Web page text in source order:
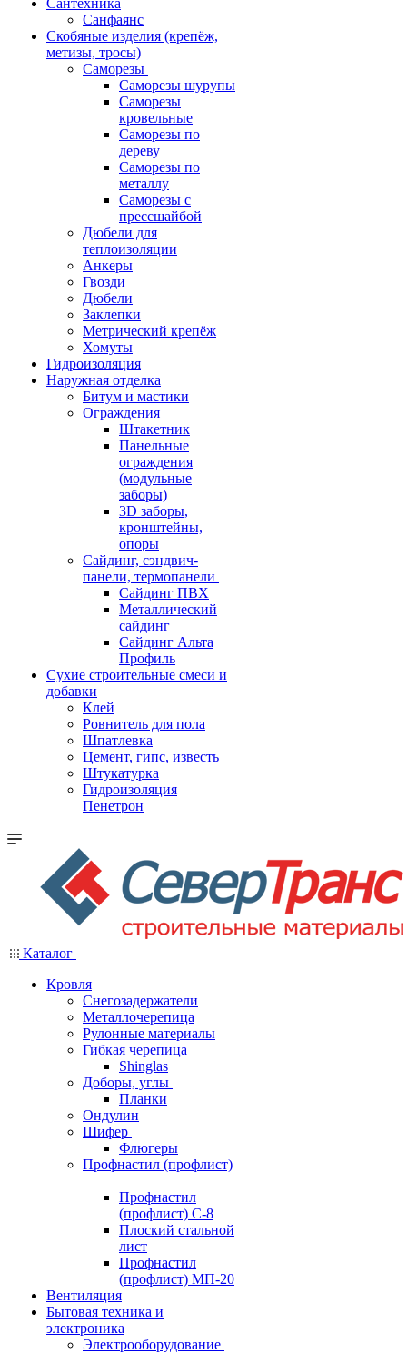
Сантехника
Санфаянс
Скобяные изделия (крепёж,
метизы, тросы)
Саморезы
Саморезы шурупы
Саморезы
кровельные
Саморезы по
дереву
Саморезы по
металлу
Саморезы с
прессшайбой
Дюбели для
теплоизоляции
Анкеры
Гвозди
Дюбели
Заклепки
Метрический крепёж
Хомуты
Гидроизоляция
Наружная отделка
Битум и мастики
Ограждения
Штакетник
Панельные
ограждения
(модульные
заборы)
3D заборы,
кронштейны,
опоры
Cайдинг, сэндвич-
панели, термопанели
Сайдинг ПВХ
Металлический
сайдинг
Сайдинг Альта
Профиль
Сухие строительные смеси и
добавки
Клей
Ровнитель для пола
Шпатлевка
Цемент, гипс, известь
Штукатурка
Гидроизоляция
Пенетрон
Каталог
Кровля
Снегозадержатели
Металлочерепица
Рулонные материалы
Гибкая черепица
Shinglas
Доборы, углы
Планки
Ондулин
Шифер
Флюгеры
Профнастил (профлист)
Профнастил
(профлист) С-8
Плоский стальной
лист
Профнастил
(профлист) МП-20
Вентиляция
Бытовая техника и
электроника
Электрооборудование